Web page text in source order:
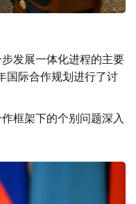
发展一体化进程的主要
国际合作规划进行了讨
框架下的个别问题深入